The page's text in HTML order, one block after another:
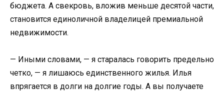
бюджета. А свекровь, вложив меньше десятой части,
становится единоличной владелицей премиальной
недвижимости.
— Иными словами, — я старалась говорить предельно
четко, — я лишаюсь единственного жилья. Илья
впрягается в долги на долгие годы. А вы получаете